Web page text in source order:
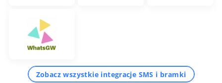
Zobacz wszystkie integracje SMS i bramki